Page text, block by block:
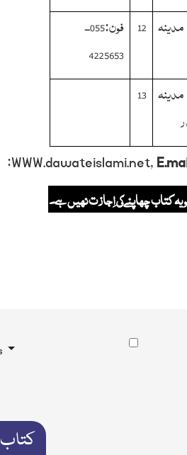
12
فون:055-
4225653
13
WWW.dawateislami.net,
:
یہ کتاب چھاپنے کی اِجازت نہیں ہے۔